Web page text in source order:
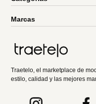
Marcas
Traetelo, el marketplace de
estilo, calidad y las mejores